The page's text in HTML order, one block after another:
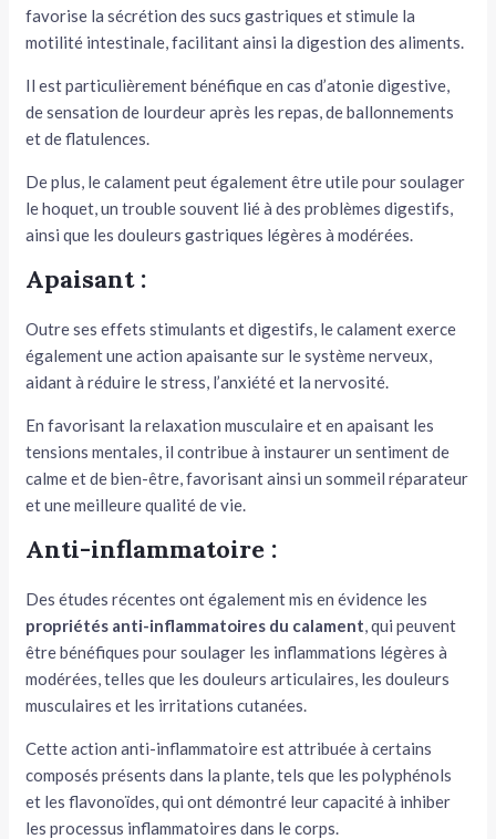
favorise la sécrétion des sucs gastriques et stimule la
motilité intestinale, facilitant ainsi la digestion des aliments.
Il est particulièrement bénéfique en cas d’atonie digestive,
de sensation de lourdeur après les repas, de ballonnements
et de flatulences.
De plus, le calament peut également être utile pour soulager
le hoquet, un trouble souvent lié à des problèmes digestifs,
ainsi que les douleurs gastriques légères à modérées.
Apaisant :
Outre ses effets stimulants et digestifs, le calament exerce
également une action apaisante sur le système nerveux,
aidant à réduire le stress, l’anxiété et la nervosité.
En favorisant la relaxation musculaire et en apaisant les
tensions mentales, il contribue à instaurer un sentiment de
calme et de bien-être, favorisant ainsi un sommeil réparateur
et une meilleure qualité de vie.
Anti-inflammatoire :
Des études récentes ont également mis en évidence les
propriétés anti-inflammatoires du calament , qui peuvent
être bénéfiques pour soulager les inflammations légères à
modérées, telles que les douleurs articulaires, les douleurs
musculaires et les irritations cutanées.
Cette action anti-inflammatoire est attribuée à certains
composés présents dans la plante, tels que les polyphénols
et les flavonoïdes, qui ont démontré leur capacité à inhiber
les processus inflammatoires dans le corps.